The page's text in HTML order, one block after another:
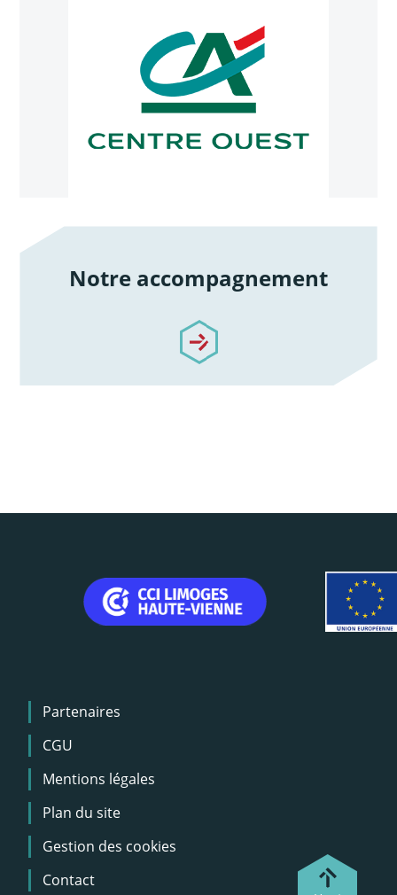
Notre accompagnement
/notre-accompagnement
Menu
Pied
de
page
Partenaires
CGU
Mentions légales
Plan du site
Gestion des cookies
Contact